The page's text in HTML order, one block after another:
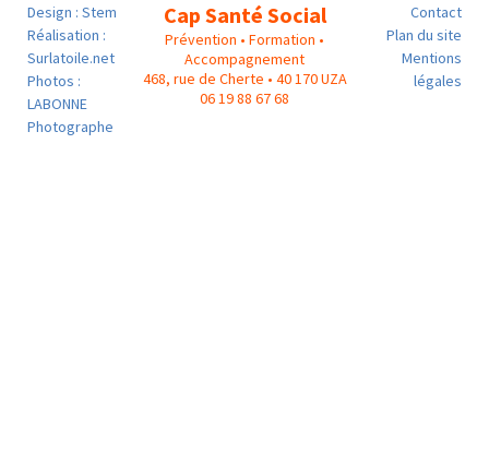
Design : Stem
Réalisation :
Surlatoile.net
Photos :
LABONNE
Photographe
Cap Santé Social
Prévention • Formation •
Accompagnement
468, rue de Cherte • 40 170 UZA
06 19 88 67 68
Contact
Plan du site
Mentions
légales